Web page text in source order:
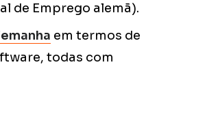
de Emprego alemã).
em termos de
todas com